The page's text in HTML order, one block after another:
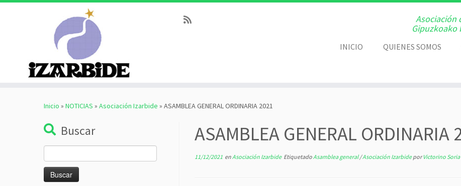
Asociación
INICIO QUIENES SOMOS
Inicio » NOTICIAS » Asociación Izarbide » ASAMBLEA GENERAL ORDINARIA 2021
Buscar ASAMBLEA GENERAL ORDINARIA
11/12/2021 enAsociación Izarbide EtiquetadoAsamblea general/Asociación IzarbideporVictorino